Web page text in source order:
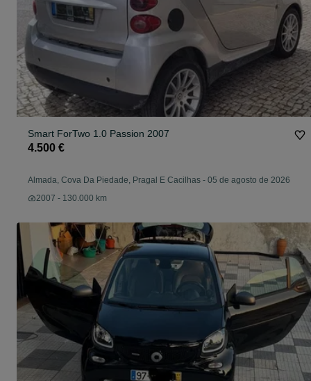
Smart ForTwo 1.0 Passion 2007
4.500 €
Almada, Cova Da Piedade, Pragal E Cacilhas - 05 de agosto de 2026
2007 - 130.000 km